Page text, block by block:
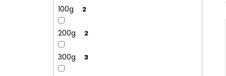
100g 2
200g 2
300g 3
NÝT DUTÝ DVOJDÍLNÝ 3,5X10 NIKL
2 Kč